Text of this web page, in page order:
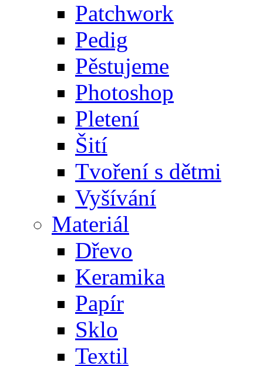
Patchwork
Pedig
Pěstujeme
Photoshop
Pletení
Šití
Tvoření s dětmi
Vyšívání
Materiál
Dřevo
Keramika
Papír
Sklo
Textil